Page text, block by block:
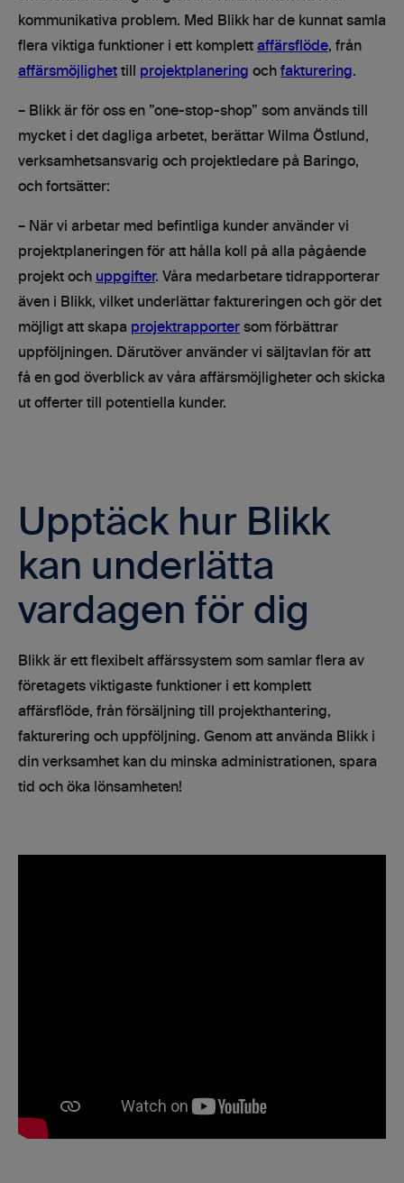
kommunikativa problem. Med Blikk har de kunnat samla
flera viktiga funktioner i ett komplett affärsflöde, från
affärsmöjlighet till projektplanering och fakturering.
– Blikk är för oss en ”one-stop-shop” som används till
mycket i det dagliga arbetet, berättar Wilma Östlund,
verksamhetsansvarig och projektledare på Baringo,
och fortsätter:
– När vi arbetar med befintliga kunder använder vi
projektplaneringen för att hålla koll på alla pågående
projekt och uppgifter. Våra medarbetare tidrapporterar
även i Blikk, vilket underlättar faktureringen och gör det
möjligt att skapa projektrapporter som förbättrar
uppföljningen. Därutöver använder vi säljtavlan för att
få en god överblick av våra affärsmöjligheter och skicka
ut offerter till potentiella kunder.
Upptäck hur Blikk
kan underlätta
vardagen för dig
Blikk är ett flexibelt affärssystem som samlar flera av
företagets viktigaste funktioner i ett komplett
affärsflöde, från försäljning till projekthantering,
fakturering och uppföljning. Genom att använda Blikk i
din verksamhet kan du minska administrationen, spara
tid och öka lönsamheten!